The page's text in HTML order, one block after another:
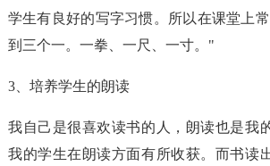
学生有良好的写字习惯。所以在课堂上
到三个一。一拳、一尺、一寸。"
3、培养学生的朗读
我自己是很喜欢读书的人，朗读也是我
我的学生在朗读方面有所收获。而书读